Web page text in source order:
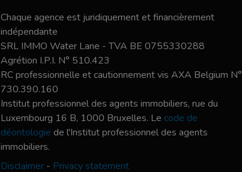
Chaque agence est juridiquement et financièrement
indépendante
SRL IMMO Water Lane - TVA BE 0755330288
Agrétion I.P.I. N° 510.423
RC professionnelle et cautionnement vis AXA Belgium N°
730.390.160
Institut professionnel des agents immobiliers, rue du
Luxembourg 16 B, 1000 Bruxelles. Le code de
déontologie de l'Institut professionnel des agents
immobiliers.
Disclaimer - Privacy statement